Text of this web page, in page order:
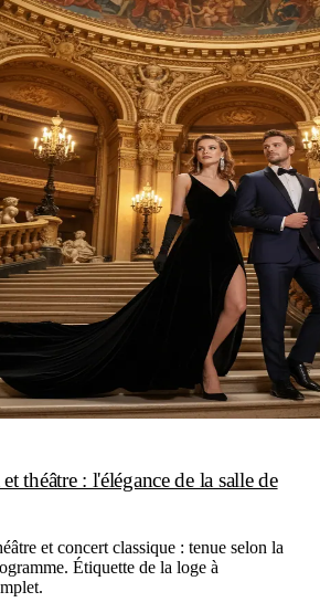
théâtre : l'élégance de la salle de
et concert classique : tenue selon la
Étiquette de la loge à